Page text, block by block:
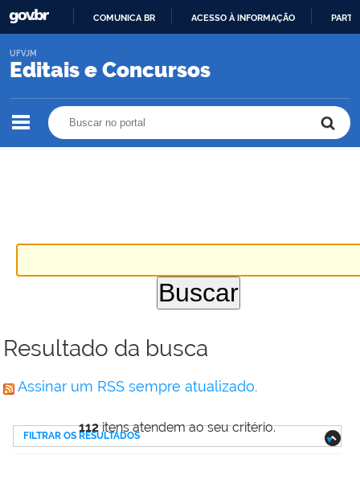
O
COMUNICA BR ACESSO À INFORMAÇÃO
Editais e Concursos
UFVJM
Resultado da busca
Assinar um RSS sempre atualizado.
112itens atendem ao seu critério.
FILTRAR OS RESULTADOS